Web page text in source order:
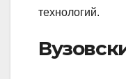
технологий.